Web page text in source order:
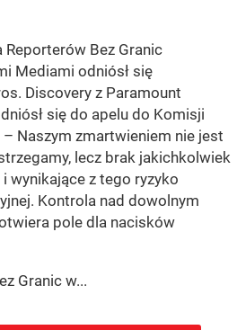
Bez Granic
Mediami odniósł się
Discovery z Paramount
się do apelu do Komisji
– Naszym zmartwieniem nie jest
lecz brak jakichkolwiek
wynikające z tego ryzyko
Kontrola nad dowolnym
pole dla nacisków
Granic w...